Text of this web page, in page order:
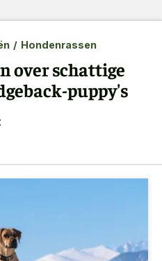
/ Hondenrassen
over schattige
puppy's